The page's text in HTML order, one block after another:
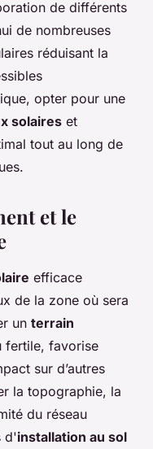
de différents
de nombreuses
réduisant la
opter pour une
solaires et
tout au long de
et le
efficace
de la zone où sera
un terrain
fertile, favorise
sur d’autres
la topographie, la
du réseau
d'installation au sol